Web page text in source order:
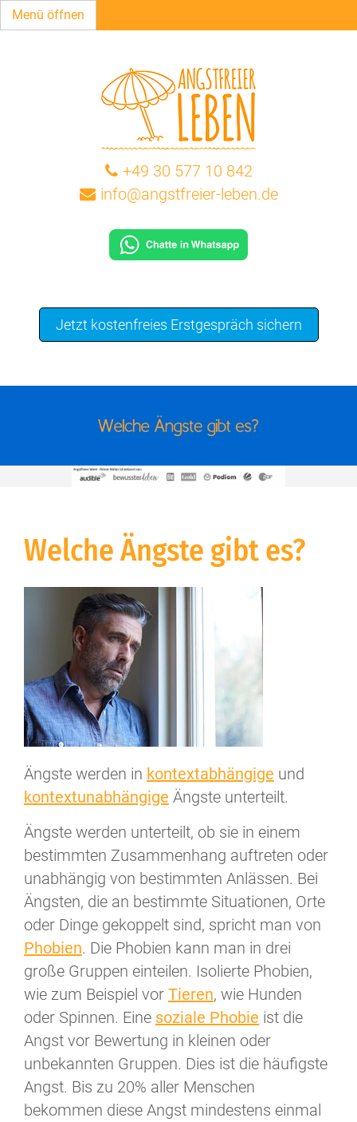
+49 30 577 10 842
info@angstfreier-leben.de
Jetzt kostenfreies Erstgespräch sichern
Menü öffnen
Welche Ängste gibt es?
Ängste werden in kontextabhängige und
kontextunabhängige Ängste unterteilt.
Ängste werden unterteilt, ob sie in einem
bestimmten Zusammenhang auftreten oder
unabhängig von bestimmten Anlässen. Bei
Ängsten, die an bestimmte Situationen, Orte
oder Dinge gekoppelt sind, spricht man von
Phobien. Die Phobien kann man in drei
große Gruppen einteilen. Isolierte Phobien,
wie zum Beispiel vor Tieren, wie Hunden
oder Spinnen. Eine soziale Phobie ist die
Angst vor Bewertung in kleinen oder
unbekannten Gruppen. Dies ist die häufigste
Angst. Bis zu 20% aller Menschen
bekommen diese Angst mindestens einmal